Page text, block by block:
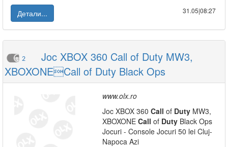
Детали...
31.05|08:27
2
Joc XBOX 360 Call of Duty MW3,
XBOXONECall of Duty Black Ops
www.olx.ro
Joc XBOX 360 Call of Duty MW3,
XBOXONE Call of Duty Black Ops
Jocuri - Console Jocuri 50 lei Cluj-
Napoca Azi